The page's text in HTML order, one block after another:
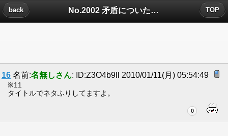
No.2002 矛盾についたコメント
back TOP
16 名前:名無しさん: ID:Z3O4b9ll 2010/01/11(月) 05:54:49
※11
タイトルでネタふりしてますよ。
0